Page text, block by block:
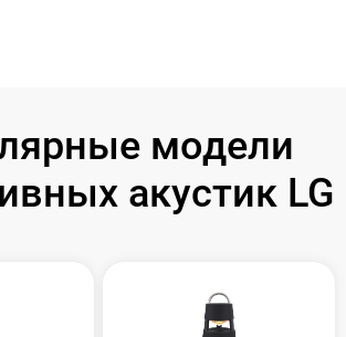
модели
акустик LG